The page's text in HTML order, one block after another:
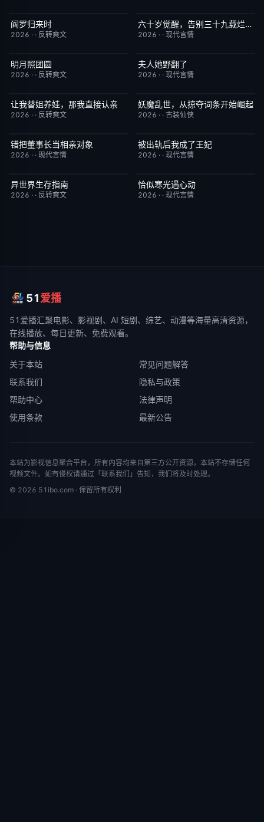
已完结
阎罗归来时
2026 · · 反转爽文
已完结 7.0六十岁觉醒，告别三十九载烂婚姻
2026 · · 现代言情
已完结
明月照团圆
2026 · · 反转爽文
已完结
夫人她野翻了
2026 · · 现代言情
已完结 9.0
让我替姐养娃，那我直接认亲
2026 · · 反转爽文
已完结 8.0
妖魔乱世，从掠夺词条开始崛起
2026 · · 古装仙侠
已完结
错把董事长当相亲对象
2026 · · 现代言情
已完结
被出轨后我成了王妃
2026 · · 现代言情
已完结
异世界生存指南
2026 · · 反转爽文
已完结
恰似寒光遇心动
2026 · · 现代言情
51爱播
51爱播汇聚电影、影视剧、AI 短剧、综艺、动漫等海量高清资源，
在线播放、每日更新、免费观看。
帮助与信息
关于本站
常见问题解答
联系我们
隐私与政策
帮助中心
法律声明
使用条款
最新公告
本站为影视信息聚合平台，所有内容均来自第三方公开资源，本站不存储任何
视频文件。如有侵权请通过「联系我们」告知，我们将及时处理。
© 2026 51ibo.com · 保留所有权利